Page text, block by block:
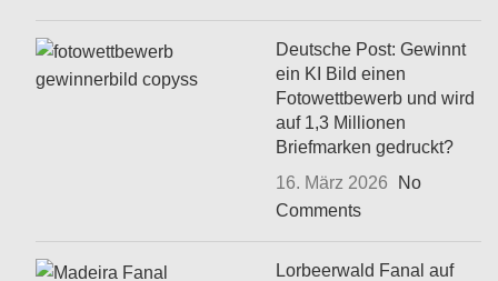
Deutsche Post: Gewinnt
ein KI Bild einen
Fotowettbewerb und wird
auf 1,3 Millionen
Briefmarken gedruckt?
16. März 2026
No
Comments
Lorbeerwald Fanal auf